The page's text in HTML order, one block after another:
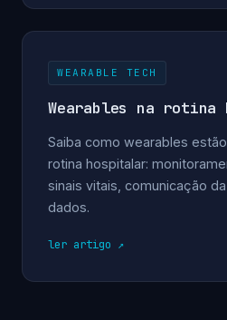
WEARABLE TECH
Wearables na
Saiba como wearables
rotina hospitalar:
sinais vitais, comunicação
dados.
ler artigo